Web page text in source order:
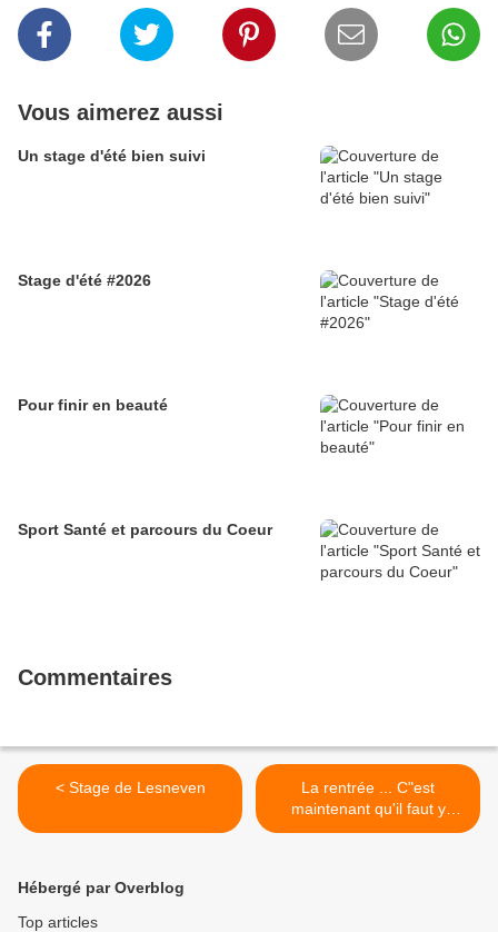
Vous aimerez aussi
Un stage d'été bien suivi
Stage d'été #2026
Pour finir en beauté
Sport Santé et parcours du Coeur
Commentaires
< Stage de Lesneven
La rentrée ... C"est
maintenant qu'il faut y
penser ! >
Hébergé par Overblog
Top articles